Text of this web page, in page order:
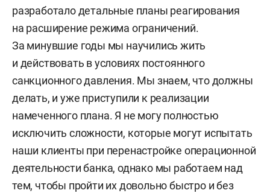
разработало детальные планы реагирования
на расширение режима ограничений.
За минувшие годы мы научились жить
и действовать в условиях постоянного
санкционного давления. Мы знаем, что должны
делать, и уже приступили к реализации
намеченного плана. Я не могу полностью
исключить сложности, которые могут испытать
наши клиенты при перенастройке операционной
деятельности банка, однако мы работаем над
тем, чтобы пройти их довольно быстро и без